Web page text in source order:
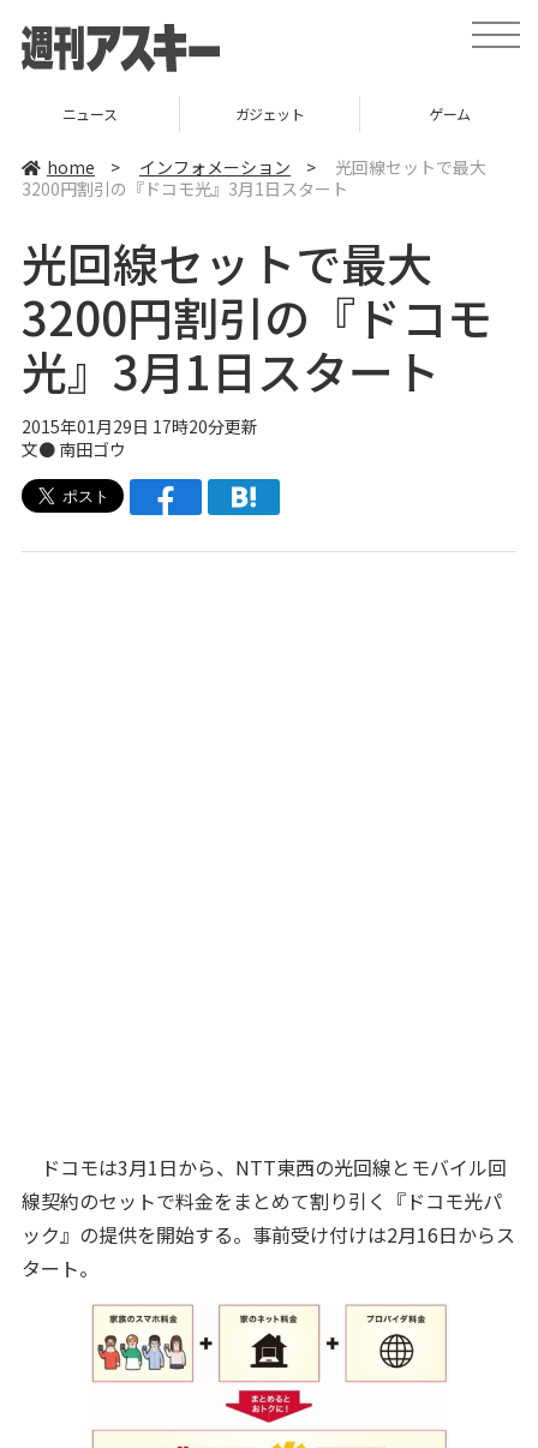
t
o
ニュース ガジェット ゲーム
home > インフォメーション >
光回線セットで最大
3200円割引の『ドコモ光』3月1日スタート
光回線セットで最大
3200円割引の『ドコモ
光』3月1日スタート
2015年01月29日 17時20分更新
文● 南田ゴウ
ドコモは3月1日から、NTT東西の光回線とモバイル回
線契約のセットで料金をまとめて割り引く『ドコモ光パ
ック』の提供を開始する。事前受け付けは2月16日からス
タート。